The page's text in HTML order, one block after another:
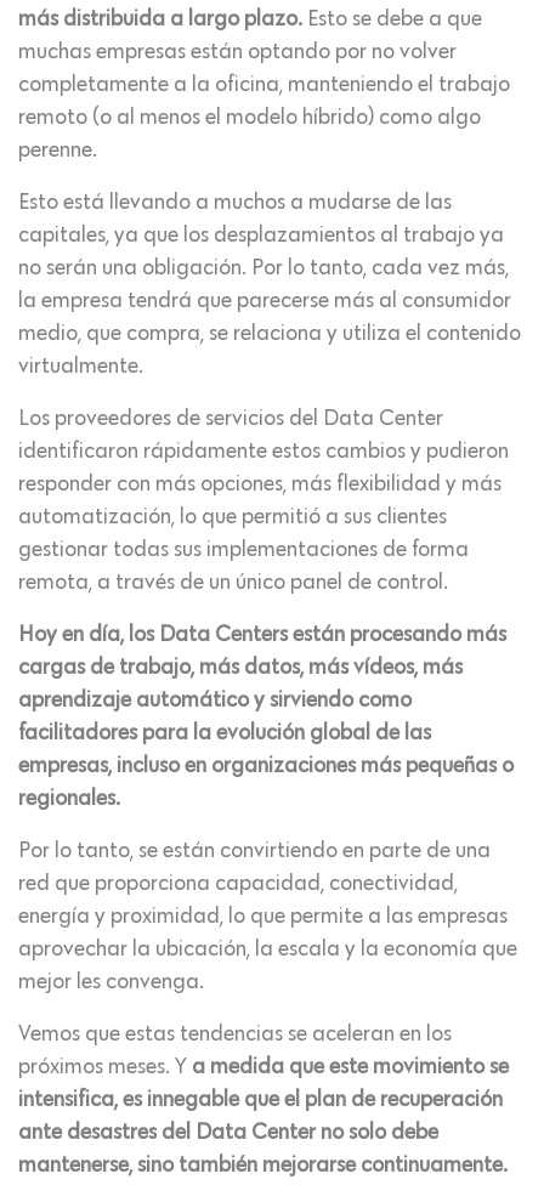
más distribuida a largo plazo. Esto se debe a que
muchas empresas están optando por no volver
completamente a la oficina, manteniendo el trabajo
remoto (o al menos el modelo híbrido) como algo
perenne.
Esto está llevando a muchos a mudarse de las
capitales, ya que los desplazamientos al trabajo ya
no serán una obligación. Por lo tanto, cada vez más,
la empresa tendrá que parecerse más al consumidor
medio, que compra, se relaciona y utiliza el contenido
virtualmente.
Los proveedores de servicios del Data Center
identificaron rápidamente estos cambios y pudieron
responder con más opciones, más flexibilidad y más
automatización, lo que permitió a sus clientes
gestionar todas sus implementaciones de forma
remota, a través de un único panel de control.
Hoy en día, los Data Centers están procesando más
cargas de trabajo, más datos, más vídeos, más
aprendizaje automático y sirviendo como
facilitadores para la evolución global de las
empresas, incluso en organizaciones más pequeñas o
regionales.
Por lo tanto, se están convirtiendo en parte de una
red que proporciona capacidad, conectividad,
energía y proximidad, lo que permite a las empresas
aprovechar la ubicación, la escala y la economía que
mejor les convenga.
Vemos que estas tendencias se aceleran en los
próximos meses. Y a medida que este movimiento se
intensifica, es innegable que el plan de recuperación
ante desastres del Data Center no solo debe
mantenerse, sino también mejorarse continuamente.